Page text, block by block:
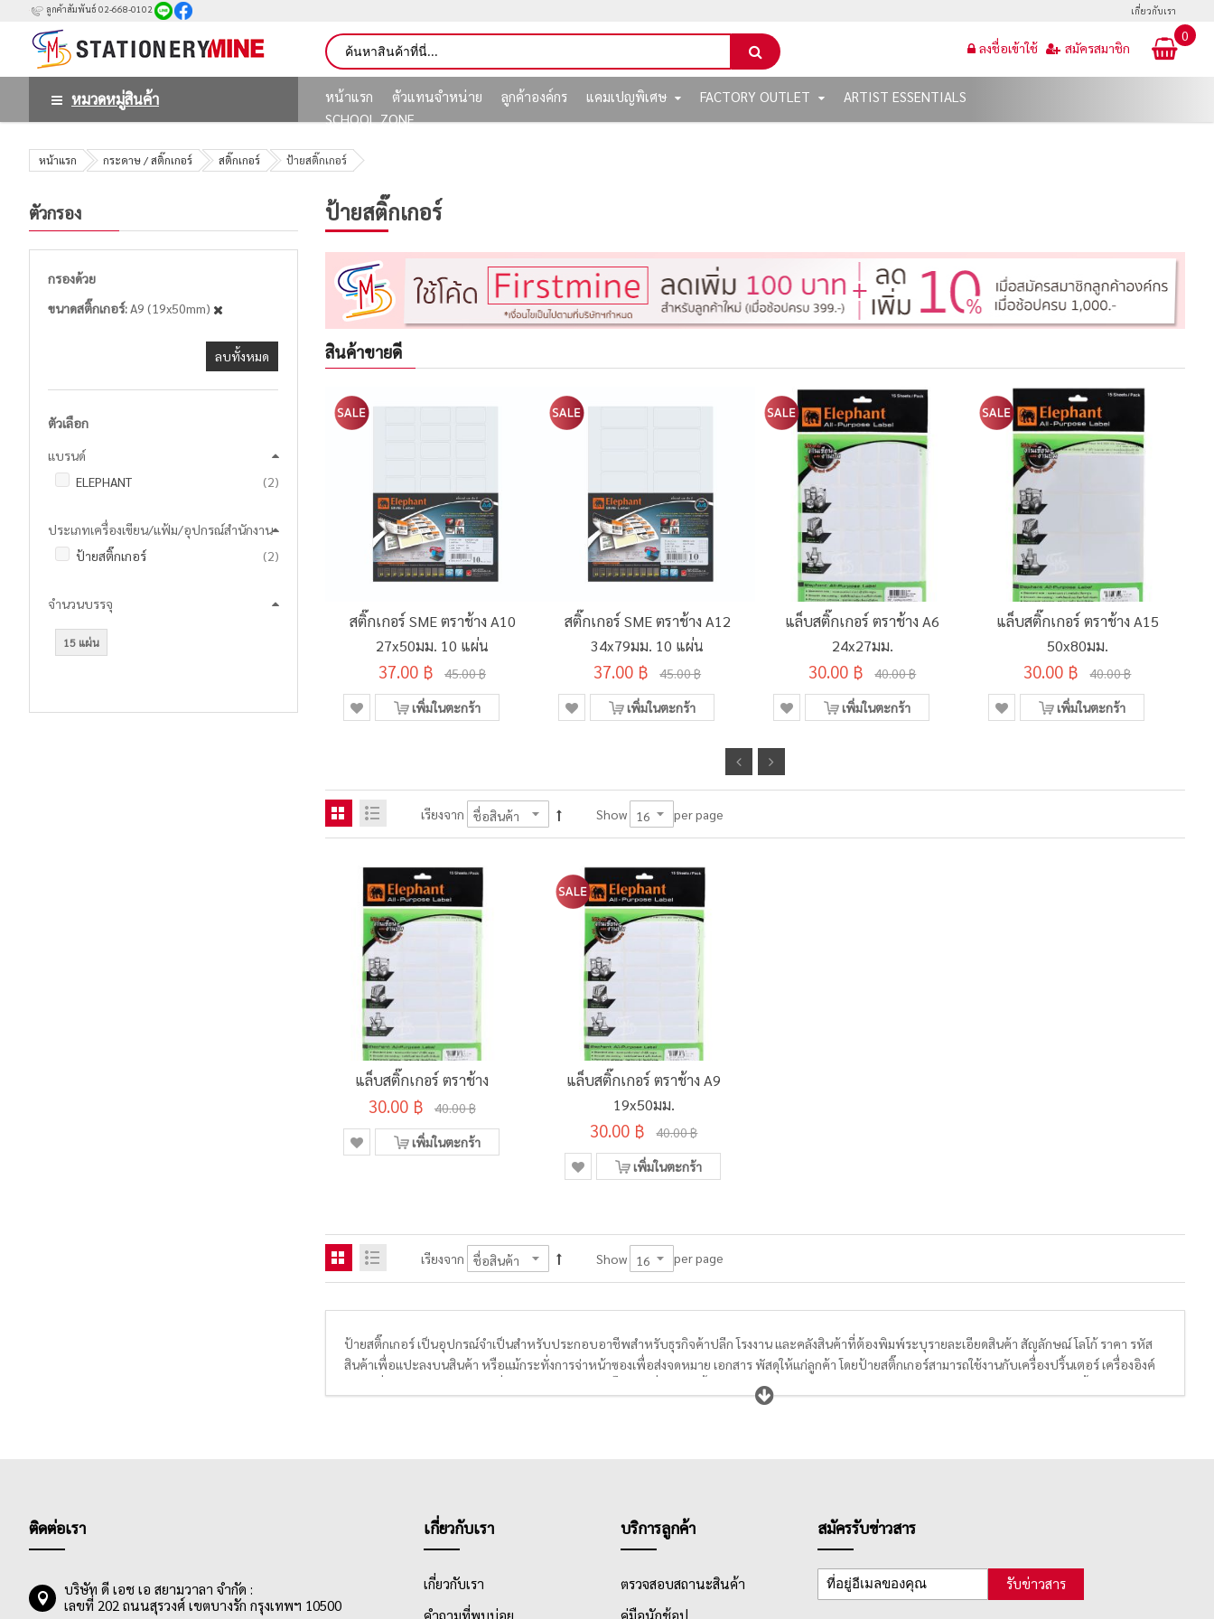
ลูกค้าสัมพันธ์ 02-668-0102 เกี่ยวกับเรา
0
ลงชื่อเข้าใช้ สมัครสมาชิก
หมวดหมู่สินค้า หน้าแรก ตัวแทนจำหน่าย ลูกค้าองค์กร แคมเปญพิเศษ FACTORY OUTLET
ARTIST ESSENTIALS
SCHOOL ZONE
หน้าแรก กระดาษ / สติ๊กเกอร์ สติ๊กเกอร์ ป้ายสติ๊กเกอร์
ป้ายสติ๊กเกอร์
สินค้าขายดี
สติ๊กเกอร์ SME ตราช้าง A10
27x50มม. 10 แผ่น
37.00 ฿ 45.00 ฿
เพิ่มในตะกร้า
สติ๊กเกอร์ SME ตราช้าง A12
34x79มม. 10 แผ่น
37.00 ฿ 45.00 ฿
เพิ่มในตะกร้า
แล็บสติ๊กเกอร์ ตราช้าง A6
24x27มม.
30.00 ฿ 40.00 ฿
เพิ่มในตะกร้า
แล็บสติ๊กเกอร์ ตราช้าง A15
50x80มม.
30.00 ฿ 40.00 ฿
เพิ่มในตะกร้า
เรียงจาก Show per page
แล็บสติ๊กเกอร์ ตราช้าง
30.00 ฿ 40.00 ฿
เพิ่มในตะกร้า
แล็บสติ๊กเกอร์ ตราช้าง A9
19x50มม.
30.00 ฿ 40.00 ฿
เพิ่มในตะกร้า
เรียงจาก Show per page
ป้ายสติ๊กเกอร์ เป็นอุปกรณ์จำเป็นสำหรับประกอบอาชีพสำหรับธุรกิจค้าปลีก โรงงาน และคลังสินค้าที่ต้องพิมพ์ระบุรายละเอียดสินค้า สัญลักษณ์ โลโก้ ราคา รหัส
สินค้าเพื่อแปะลงบนสินค้า หรือแม้กระทั่งการจ่าหน้าซองเพื่อส่งจดหมาย เอกสาร พัสดุให้แก่ลูกค้า โดยป้ายสติ๊กเกอร์สามารถใช้งานกับเครื่องปริ้นเตอร์ เครื่องอิงค์
เจ็ท เครื่องพิมพ์เลเซอร์ และเครื่องถ่ายเอกสาร ป้ายสติ๊กเกอร์ที่ดีต้องมีเนื้อกระดาษสีขาว มีความละเอียด เรียบเนียน สามารถมองเห็นได้ชัดเจน ส่วนเนื้อกาวของป้าย
สติ๊กเกอร์ สามารถติดได้แน่นสนิท ทนทาน ด้วยวัสดุและประโยชน์ทำให้ป้ายสติ๊กเกอร์สะดวกต่อการใช้งานสำหรับผู้ประกอบการ ผู้ประกอบธุรกิจเป็นอย่างมาก โดย
ตัวกรอง
กรองด้วย
ขนาดสติ๊กเกอร์ A9 (19x50mm)
ลบทั้งหมด
ตัวเลือก
แบรนด์
ELEPHANT
2รายการ
ประเภทเครื่องเขียน/แฟ้ม/อุปกรณ์สำนักงาน
ป้ายสติ๊กเกอร์
2รายการ
จำนวนบรรจุ
15 แผ่น
ติดต่อเรา
บริษัท ดี เอช เอ สยามวาลา จำกัด :
เลขที่ 202 ถนนสุรวงศ์ เขตบางรัก กรุงเทพฯ 10500
เกี่ยวกับเรา
เกี่ยวกับเรา
คำถามที่พบบ่อย
บริการลูกค้า
ตรวจสอบสถานะสินค้า
คู่มือนักช้อป
สมัครรับข่าวสาร
รับข่าวสาร